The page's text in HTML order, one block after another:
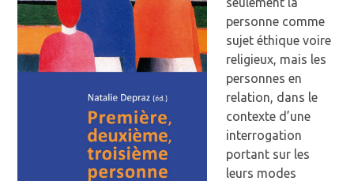
personne comme
sujet éthique voire
religieux, mais les
personnes en
relation, dans le
contexte d’une
interrogation
portant sur les
leurs modes